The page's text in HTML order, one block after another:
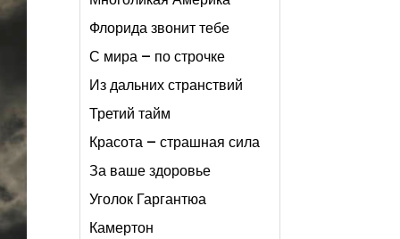
Флорида звонит тебе
С мира – по строчке
Из дальних странствий
Третий тайм
Красота – страшная сила
За ваше здоровье
Уголок Гаргантюа
Камертон